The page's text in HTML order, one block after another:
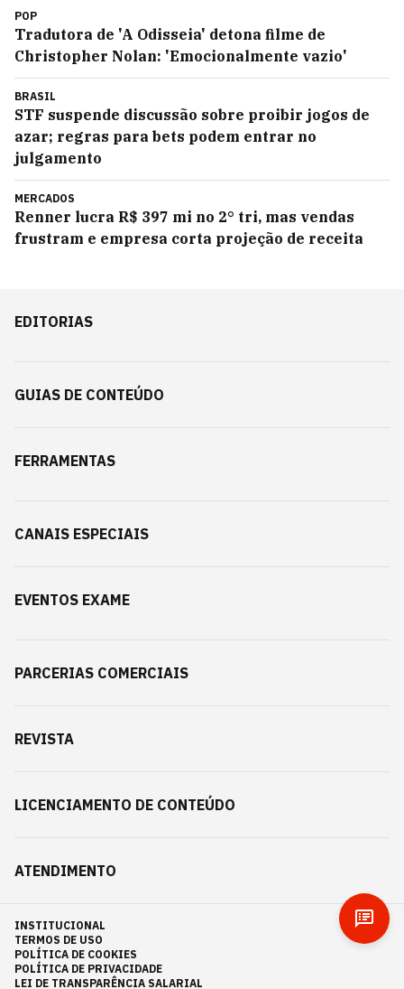
POP
Tradutora de 'A Odisseia' detona filme de
Christopher Nolan: 'Emocionalmente vazio'
BRASIL
STF suspende discussão sobre proibir jogos de
azar; regras para bets podem entrar no
julgamento
MERCADOS
Renner lucra R$ 397 mi no 2° tri, mas vendas
frustram e empresa corta projeção de receita
EDITORIAS
GUIAS DE CONTEÚDO
FERRAMENTAS
CANAIS ESPECIAIS
EVENTOS EXAME
PARCERIAS COMERCIAIS
REVISTA
LICENCIAMENTO DE CONTEÚDO
ATENDIMENTO
INSTITUCIONAL
TERMOS DE USO
POLÍTICA DE COOKIES
POLÍTICA DE PRIVACIDADE
LEI DE TRANSPARÊNCIA SALARIAL